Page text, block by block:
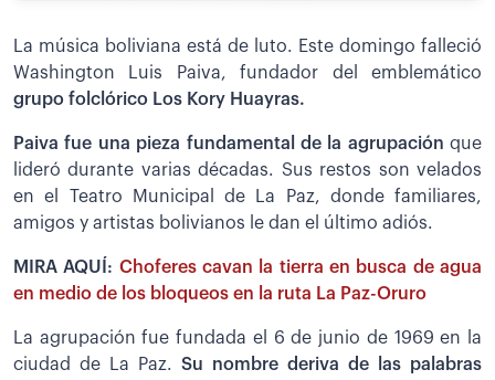
La música boliviana está de luto. Este domingo falleció
Washington Luis Paiva, fundador del emblemático
grupo folclórico Los Kory Huayras.
Paiva fue una pieza fundamental de la agrupación que
lideró durante varias décadas. Sus restos son velados
en el Teatro Municipal de La Paz, donde familiares,
amigos y artistas bolivianos le dan el último adiós.
MIRA AQUÍ: Choferes cavan la tierra en busca de agua
en medio de los bloqueos en la ruta La Paz-Oruro
La agrupación fue fundada el 6 de junio de 1969 en la
ciudad de La Paz. Su nombre deriva de las palabras